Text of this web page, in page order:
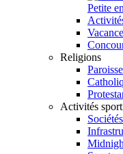
Petite
Religions
Activités